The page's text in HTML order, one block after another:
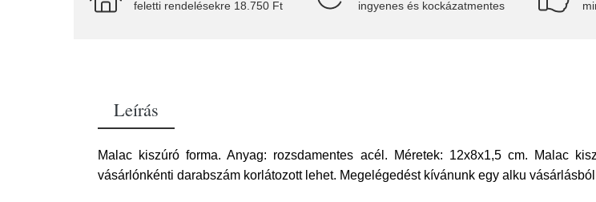
feletti rendelésekre 18.750 Ft ingyenes és kockázatmentes
Leírás
Malac kiszúró forma. Anyag: rozsdamentes acél. Méretek: 12x8x1,5 cm. Malac
vásárlónkénti darabszám korlátozott lehet. Megelégedést kívánunk egy alku